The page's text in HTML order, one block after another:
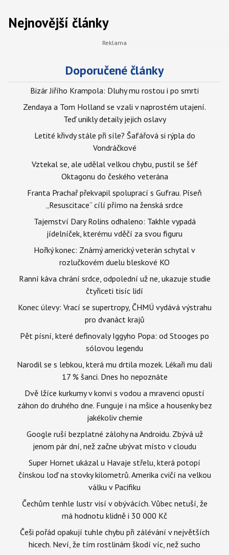
Nejnovější články
Doporučené články
Bizár Jiřího Krampola: Dluhy mu rostou i po smrti
Zendaya a Tom Holland se vzali v naprostém utajení.
Teď unikly detaily jejich oslavy
Letité křivdy stále při síle? Šafářová si rýpla do
Vondráčkové
Vztekal se, ale udělal velkou chybu, pustil se šéf
Oktagonu do českého veterána
Franta Prachař překvapil spoluprací s Gufrau. Píseň
„Resuscitace“ cílí přímo na ženská srdce
Tajemství Dary Rolins odhaleno: Takhle vypadá
jídelníček, kterému vděčí za svou figuru
Hořký konec: Známý americký veterán schytal v
rozlučkovém duelu bleskové KO
Ranní káva chrání srdce, odpolední už ne, ukazuje studie
čtyřiceti tisíc lidí
Konec úlevy: Vrací se supertropy, ČHMÚ vydává výstrahu
pro dvanáct krajů
Pět písní, které definovaly Iggyho Popa: od Stooges po
sólovou legendu
Narodil se s lebkou, která mu drtila mozek. Lékaři mu dali
17 % šanci. Dnes ho nepoznáte
Dvě lžíce kurkumy v konvi s vodou a mravenci opustí
záhon do druhého dne. Funguje i na mšice a housenky bez
jakékoliv chemie
Google ruší bezplatné zálohy na Androidu. Zbývá už
jenom pár dní, než začne ubývat místo v cloudu
Super Hornet ukázal u Havaje střelu, která potopí
čínskou loď na stovky kilometrů. Amerika cvičí na velkou
válku v Pacifiku
Čechům tenhle lustr visí v obývácích. Vůbec netuší, že
má hodnotu klidně i 30 000 Kč
Češi pořád opakují tuhle chybu při zálévání v největších
hicech. Neví, že tím rostlinám škodí víc, než sucho